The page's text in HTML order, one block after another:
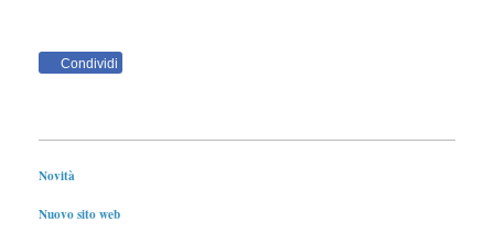
Condividi
Novità
Nuovo sito web